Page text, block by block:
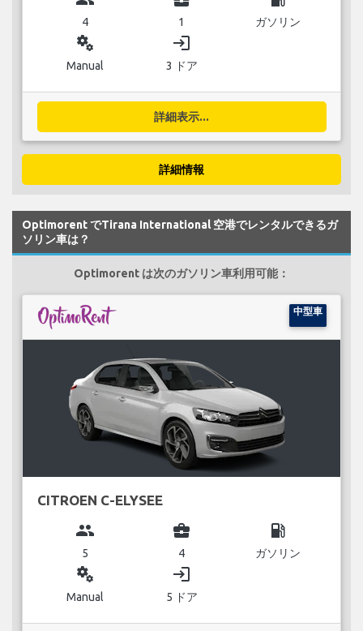
4 1 ガソリン
miscellaneous_services
Manual
login
3 ドア
詳細表示...
詳細情報
Optimorent でTirana International 空港でレンタルできるガ
ソリン車は？
Optimorent は次のガソリン車利用可能：
中型車
CITROEN C-ELYSEE
group
5
business_center
4
local_gas_station
ガソリン
miscellaneous_services
Manual
login
5 ドア